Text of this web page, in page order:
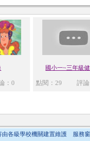
：0
國小一~三年級
點閱：29 評
由各級學校機關建置維護 服務